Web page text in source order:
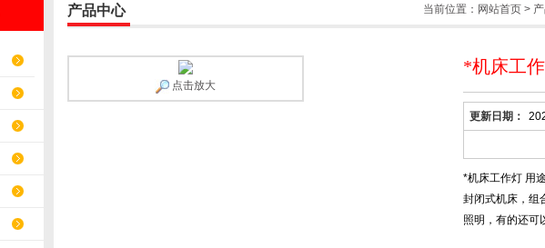
当前位置： 网站首页>
产品中心
*机床工
更新日期：
*机床工作灯 用
封闭式机床，组
照明，有的还可
点击放大